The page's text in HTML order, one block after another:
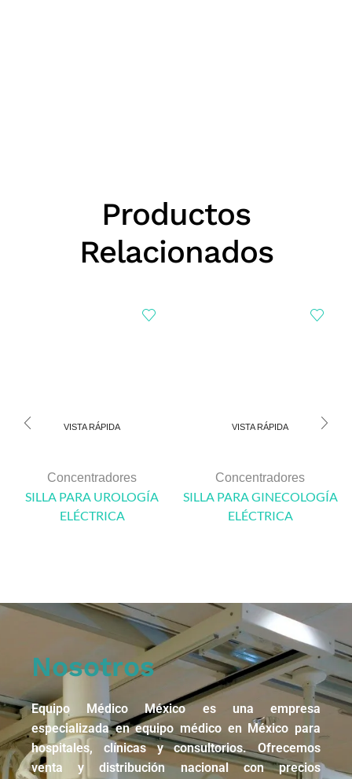
Productos
Relacionados
VISTA RÁPIDA
Concentradores
SILLA PARA UROLOGÍA
ELÉCTRICA
VISTA RÁPIDA
Concentradores
SILLA PARA GINECOLOGÍA
ELÉCTRICA
Nosotros
Equipo Médico México es una empresa
especializada en equipo médico en México para
hospitales, clínicas y consultorios. Ofrecemos
venta y distribución nacional con precios